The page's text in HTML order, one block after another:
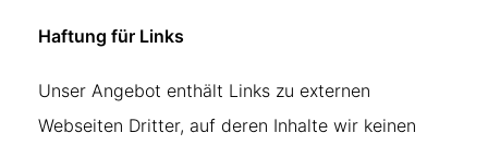
Haftung für Links
Unser Angebot enthält Links zu externen
Webseiten Dritter, auf deren Inhalte wir keinen